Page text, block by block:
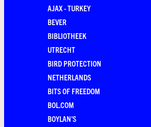
AJAX - TURKEY
BEVER
BIBLIOTHEEK
UTRECHT
BIRD PROTECTION
NETHERLANDS
BITS OF FREEDOM
BOL.COM
BOYLAN'S